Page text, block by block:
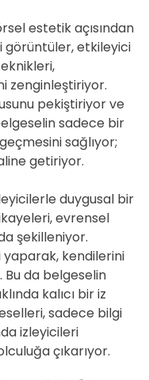
estetik açısından
görüntüler, etkileyici
zenginleştiriyor.
pekiştiriyor ve
sadece bir
sağlıyor;
getiriyor.
duygusal bir
evrensel
şekilleniyor.
kendilerini
da belgeselin
kalıcı bir iz
sadece bilgi
izleyicileri
çıkarıyor.